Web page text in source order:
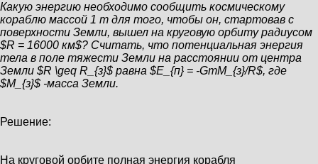
Какую энергию необходимо сообщить космическому
кораблю массой 1 т для того, чтобы он, стартовав с
поверхности Земли, вышел на круговую орбиту радиусом
$R = 16000 км$? Считать, что потенциальная энергия
тела в поле тяжести Земли на расстоянии от центра
Земли $R \geq R_{з}$ равна $E_{п} = -GmM_{з}/R$, где
$M_{з}$ -масса Земли.
Решение:
На круговой орбите полная энергия корабля